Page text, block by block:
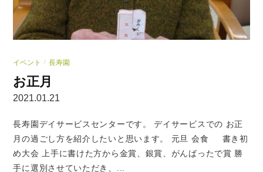
イベント / 長寿園
お正月
2021.01.21
長寿園デイサービスセンターです。 デイサービスでの お正
月の過ごし方を紹介したいと思います。 元旦 会食 書き初
め大会 上手に書けた方から金賞、銀賞、がんばったで賞 勝
手に選別させていただき、...